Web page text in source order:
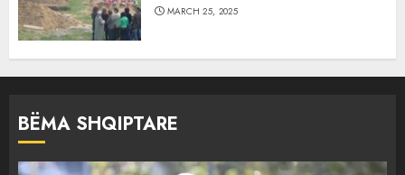
MARCH 25, 2025
BËMA SHQIPTARE